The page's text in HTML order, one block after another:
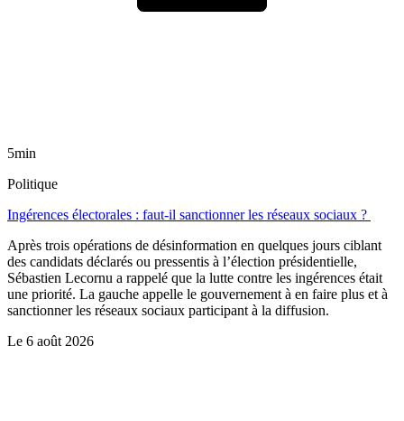
5min
Politique
Ingérences électorales : faut-il sanctionner les réseaux sociaux ?
Après trois opérations de désinformation en quelques jours ciblant
des candidats déclarés ou pressentis à l’élection présidentielle,
Sébastien Lecornu a rappelé que la lutte contre les ingérences était
une priorité. La gauche appelle le gouvernement à en faire plus et à
sanctionner les réseaux sociaux participant à la diffusion.
Le 6 août 2026